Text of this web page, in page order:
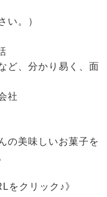
い。）
ど、分かり易く、面
社
の美味しいお菓子を
をクリック♪》